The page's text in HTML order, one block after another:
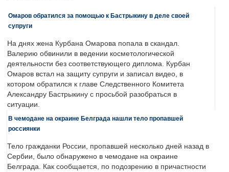
Омаров обратился за помощью к Бастрыкину в деле своей
супруги
На днях жена Курбана Омарова попала в скандал.
Валерию обвинили в ведении косметологической
деятельности без соответствующего диплома. Курбан
Омаров встал на защиту супруги и записал видео, в
котором обратился к главе Следственного Комитета
Александру Бастрыкину с просьбой разобраться в
ситуации.
В чемодане на окраине Белграда нашли тело пропавшей
россиянки
Тело гражданки России, пропавшей несколько дней назад в
Сербии, было обнаружено в чемодане на окраине
Белграда. Как сообщается, по подозрению в причастности